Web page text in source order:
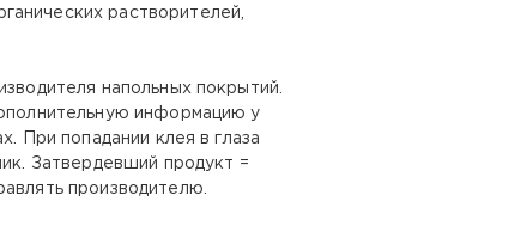
растворителей,
напольных покрытий.
информацию у
При попадании клея в глаза
Затвердевший продукт =
производителю.